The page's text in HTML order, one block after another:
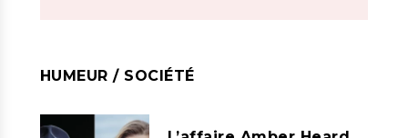
HUMEUR / SOCIÉTÉ